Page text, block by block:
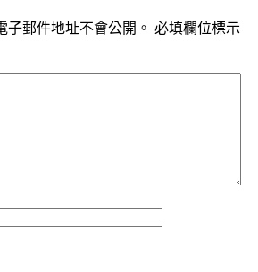
子郵件地址不會公開。 必填欄位標示